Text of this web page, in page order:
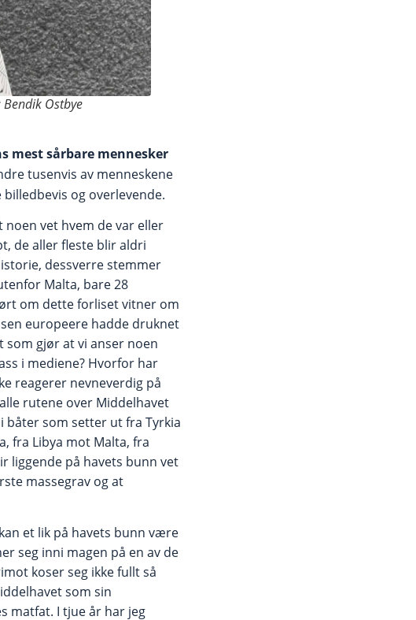
Ostbye
mest sårbare mennesker
tusenvis av menneskene
og overlevende.
vet hvem de var eller
de aller fleste blir aldri
dessverre stemmer
Malta, bare 28
om dette forliset vitner om
europeere hadde druknet
som gjør at vi anser noen
i mediene? Hvorfor har
reagerer nevneverdig på
rutene over Middelhavet
båter som setter ut fra Tyrkia
fra Libya mot Malta, fra
liggende på havets bunn vet
massegrav og at
et lik på havets bunn være
seg inni magen på en av de
koser seg ikke fullt så
som sin
matfat. I tjue år har jeg